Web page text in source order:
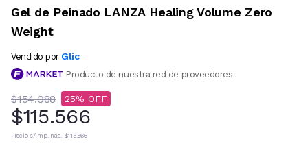
Gel de Peinado LANZA Healing Volume Zero
Weight
Vendido por Glic
Producto de nuestra red de proveedores
$154.088 25
$115.566
Precio s/imp. nac. $115.566